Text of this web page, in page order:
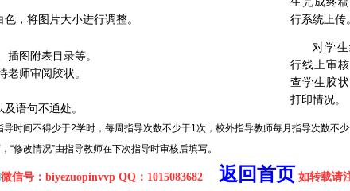
，将图片大小进行调整。
行系统上传。
插图附表目录等。
老师审阅胶状。
语句不通处。
对学
行线上审
查学生胶
打印情况。
时间不得少于2学时，每周指导次数不少于1次，校外指导教师每月指导次数不少
“修改情况”由指导教师在下次指导时审核后填写。
微信号：biyezuopinvvp QQ：1015083682 返回首页 如转载请